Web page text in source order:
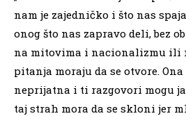
nam je zajedničko i što nas
onog što nas zapravo deli, bez
na mitovima i nacionalizmu ili
pitanja moraju da se otvore.
neprijatna i ti razgovori mogu
taj strah mora da se skloni jer